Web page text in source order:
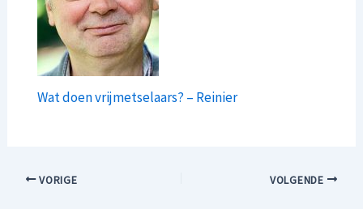
Wat doen vrijmetselaars? – Reinier
VORIGE VOLGENDE